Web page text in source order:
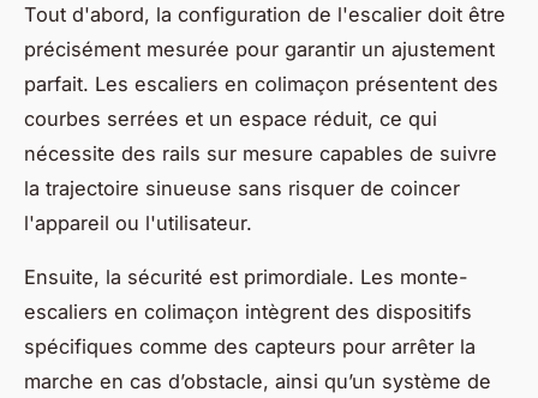
Tout d'abord, la configuration de l'escalier doit être
précisément mesurée pour garantir un ajustement
parfait. Les escaliers en colimaçon présentent des
courbes serrées et un espace réduit, ce qui
nécessite des rails sur mesure capables de suivre
la trajectoire sinueuse sans risquer de coincer
l'appareil ou l'utilisateur.
Ensuite, la sécurité est primordiale. Les monte-
escaliers en colimaçon intègrent des dispositifs
spécifiques comme des capteurs pour arrêter la
marche en cas d’obstacle, ainsi qu’un système de